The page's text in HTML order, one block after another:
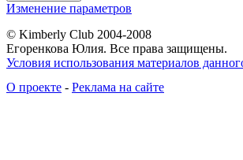
Изменение параметров
© Kimberly Club 2004-2008
Егоренкова Юлия. Все права защищены.
Условия использования материалов
О проекте - Реклама на сайте